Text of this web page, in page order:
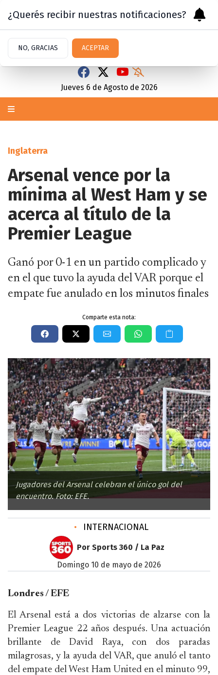
Jueves 6 de Agosto de 2026
Inglaterra
Arsenal vence por la
mínima al West Ham y se
acerca al título de la
Premier League
Ganó por 0-1 en un partido complicado y
en el que tuvo la ayuda del VAR porque el
empate fue anulado en los minutos finales
Comparte esta nota:
Jugadores del Arsenal celebran el único gol del
encuentro. Foto: EFE.
• INTERNACIONAL
Por Sports 360 / La Paz
domingo 10 de mayo de 2026
Londres / EFE
El Arsenal está a dos victorias de alzarse con la
Premier League 22 años después. Una actuación
brillante de David Raya, con dos paradas
milagrosas, y la ayuda del VAR, que anuló el tanto
del empate del West Ham United en el minuto 99,
¿Querés recibir nuestras notificaciones?
NO, GRACIAS ACEPTAR